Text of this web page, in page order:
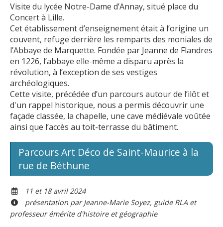
Visite du lycée Notre-Dame d’Annay, situé place du
Concert à Lille.
Cet établissement d’enseignement était à l’origine un
couvent, refuge derrière les remparts des moniales de
l’Abbaye de Marquette. Fondée par Jeanne de Flandres
en 1226, l’abbaye elle-même a disparu après la
révolution, à l’exception de ses vestiges
archéologiques.
Cette visite, précédée d’un parcours autour de l’ilôt et
d'un rappel historique, nous a permis découvrir une
façade classée, la chapelle, une cave médiévale voûtée
ainsi que l’accès au toit-terrasse du bâtiment.
Parcours Art Déco de Saint-Maurice à la
rue de Béthune
11 et 18 avril 2024
présentation par Jeanne-Marie Soyez, guide RLA et
professeur émérite d'histoire et géographie